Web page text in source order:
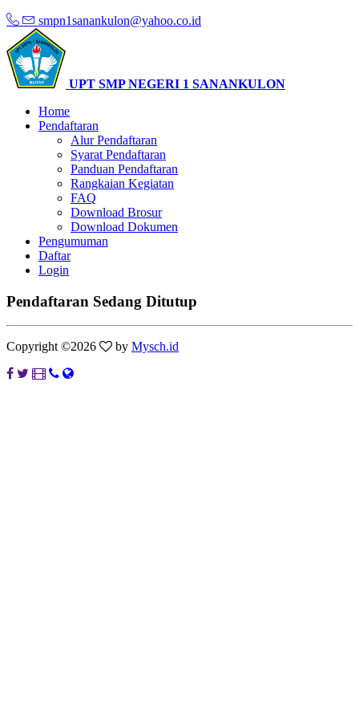
smpn1sanankulon@yahoo.co.id
UPT SMP NEGERI 1 SANANKULON
Home
Pendaftaran
Alur Pendaftaran
Syarat Pendaftaran
Panduan Pendaftaran
Rangkaian Kegiatan
FAQ
Download Brosur
Download Dokumen
Pengumuman
Daftar
Login
Pendaftaran Sedang Ditutup
Copyright ©2026 by Mysch.id